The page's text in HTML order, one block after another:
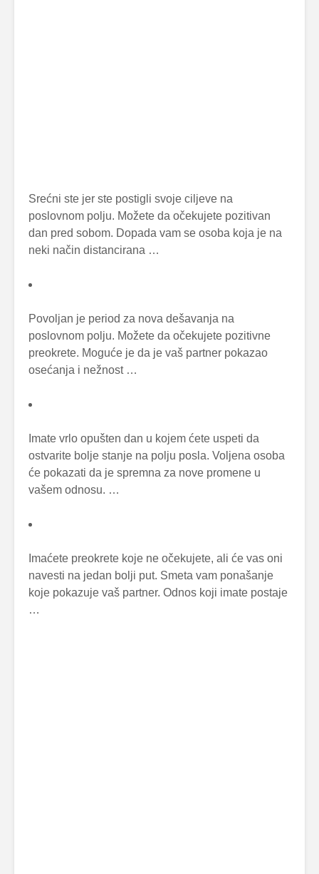
Srećni ste jer ste postigli svoje ciljeve na
poslovnom polju. Možete da očekujete pozitivan
dan pred sobom. Dopada vam se osoba koja je na
neki način distancirana …
Povoljan je period za nova dešavanja na
poslovnom polju. Možete da očekujete pozitivne
preokrete. Moguće je da je vaš partner pokazao
osećanja i nežnost …
Imate vrlo opušten dan u kojem ćete uspeti da
ostvarite bolje stanje na polju posla. Voljena osoba
će pokazati da je spremna za nove promene u
vašem odnosu. …
Imaćete preokrete koje ne očekujete, ali će vas oni
navesti na jedan bolji put. Smeta vam ponašanje
koje pokazuje vaš partner. Odnos koji imate postaje
…